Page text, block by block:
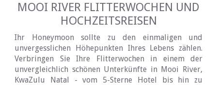
MOOI RIVER FLITTERWOCHEN UND
HOCHZEITSREISEN
Ihr Honeymoon sollte zu den einmaligen und
unvergesslichen Höhepunkten Ihres Lebens zählen.
Verbringen Sie Ihre Flitterwochen in einem der
unvergleichlich schönen Unterkünfte in Mooi River,
KwaZulu Natal - vom 5-Sterne Hotel bis hin zu